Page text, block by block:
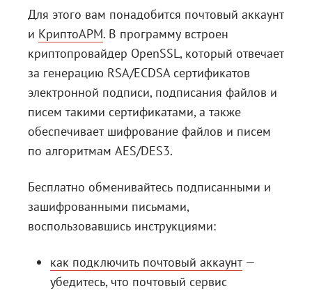
Для этого вам понадобится почтовый аккаунт
и КриптоАРМ. В программу встроен
криптопровайдер OpenSSL, который отвечает
за генерацию RSA/ECDSA сертификатов
электронной подписи, подписания файлов и
писем такими сертификатами, а также
обеспечивает шифрование файлов и писем
по алгоритмам AES/DES3.
Бесплатно обменивайтесь подписанными и
зашифрованными письмами,
воспользовавшись инструкциями:
как подключить почтовый аккаунт—
убедитесь, что почтовый сервис